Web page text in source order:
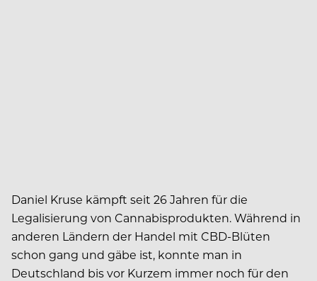
Daniel Kruse kämpft seit 26 Jahren für die
Legalisierung von Cannabisprodukten. Während in
anderen Ländern der Handel mit CBD-Blüten
schon gang und gäbe ist, konnte man in
Deutschland bis vor Kurzem immer noch für den